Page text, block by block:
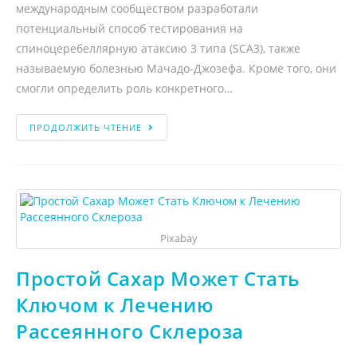
международным сообществом разработали
потенциальный способ тестирования на
спиноцеребеллярную атаксию 3 типа (SCA3), также
называемую болезнью Мачадо-Джозефа. Кроме того, они
смогли определить роль конкретного…
ПРОДОЛЖИТЬ ЧТЕНИЕ
Pixabay
Простой Сахар Может Стать
Ключом к Лечению
Рассеянного Склероза